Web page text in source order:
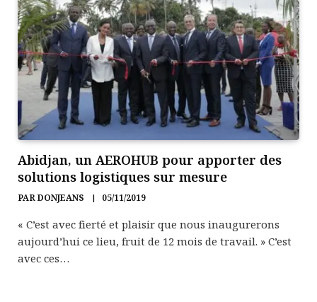
Abidjan, un AEROHUB pour apporter des
solutions logistiques sur mesure
PARDONJEANS 05/11/2019
« C’est avec fierté et plaisir que nous inaugurerons
aujourd’hui ce lieu, fruit de 12 mois de travail. » C’est
avec ces…